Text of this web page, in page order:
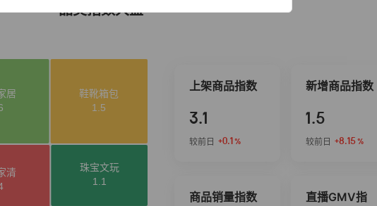
品类指数大盘
上架商品指数
3.1
较前日 +0.1 %
新增商品指数
1.5
较前日 +8.15 %
商品销量指数
直播GMV指